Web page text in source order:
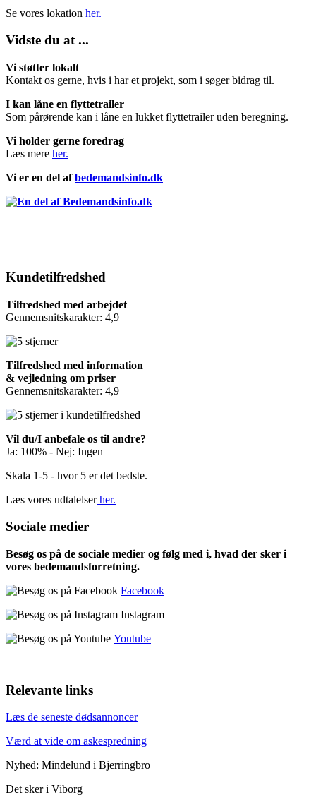
Se vores lokation her.
Vidste du at ...
Vi støtter lokalt
Kontakt os gerne, hvis i har et projekt, som i søger bidrag til.
I kan låne en flyttetrailer
Som pårørende kan i låne en lukket flyttetrailer uden beregning.
Vi holder gerne foredrag
Læs mere her.
Vi er en del afbedemandsinfo.dk
Kundetilfredshed
Tilfredshed med arbejdet
Gennemsnitskarakter: 4,9
Tilfredshed med information
& vejledning om priser
Gennemsnitskarakter: 4,9
Vil du/I anbefale os til andre?
Ja: 100% - Nej: Ingen
Skala 1-5 - hvor 5 er det bedste.
Læs vores udtalelserher.
Sociale medier
Besøg os på de sociale medier og følg med i, hvad der sker i
vores bedemandsforretning.
Facebook
Instagram
Youtube
Relevante links
Læs de seneste dødsannoncer
Værd at vide om askespredning
Nyhed: Mindelund i Bjerringbro
Det sker i Viborg